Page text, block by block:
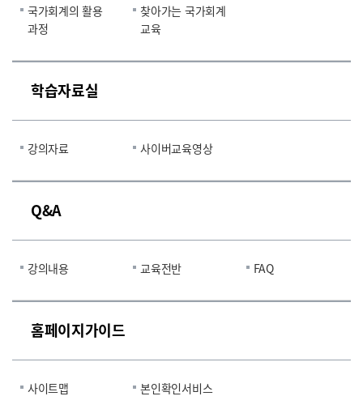
국가회계의 활용
과정
찾아가는 국가회계
교육
학습자료실
강의자료 사이버교육영상
Q&A
강의내용 교육전반 FAQ
홈페이지가이드
사이트맵 본인확인서비스